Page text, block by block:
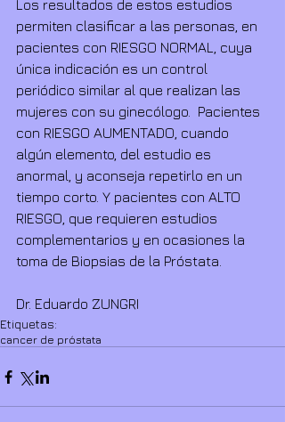
Los resultados de estos estudios
permiten clasificar a las personas, en
pacientes con RIESGO NORMAL, cuya
única indicación es un control
periódico similar al que realizan las
mujeres con su ginecólogo.  Pacientes
con RIESGO AUMENTADO, cuando
algún elemento, del estudio es
anormal, y aconseja repetirlo en un
tiempo corto. Y pacientes con ALTO
RIESGO, que requieren estudios
complementarios y en ocasiones la
toma de Biopsias de la Próstata.
Dr. Eduardo ZUNGRI
Etiquetas:
cancer de próstata